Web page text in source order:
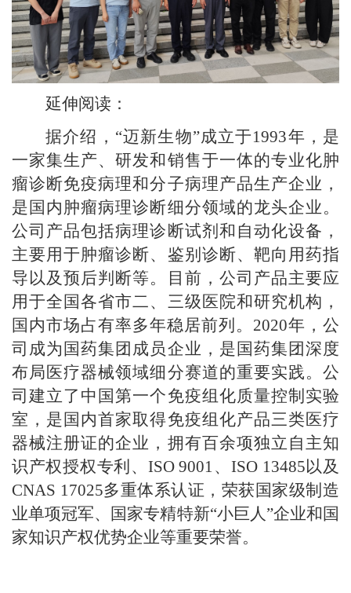
延伸阅读：
据介绍，“迈新生物”成立于1993年，是
一家集生产、研发和销售于一体的专业化肿
瘤诊断免疫病理和分子病理产品生产企业，
是国内肿瘤病理诊断细分领域的龙头企业。
公司产品包括病理诊断试剂和自动化设备，
主要用于肿瘤诊断、鉴别诊断、靶向用药指
导以及预后判断等。目前，公司产品主要应
用于全国各省市二、三级医院和研究机构，
国内市场占有率多年稳居前列。2020年，公
司成为国药集团成员企业，是国药集团深度
布局医疗器械领域细分赛道的重要实践。公
司建立了中国第一个免疫组化质量控制实验
室，是国内首家取得免疫组化产品三类医疗
器械注册证的企业，拥有百余项独立自主知
识产权授权专利、ISO 9001、ISO 13485以及
CNAS 17025多重体系认证，荣获国家级制造
业单项冠军、国家专精特新“小巨人”企业和国
家知识产权优势企业等重要荣誉。